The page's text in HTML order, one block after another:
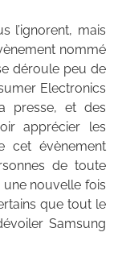
l’ignorent, mais
nommé
déroule peu de
Electronics
presse, et des
apprécier les
cet évènement
de toute
une nouvelle fois
que tout le
Samsung